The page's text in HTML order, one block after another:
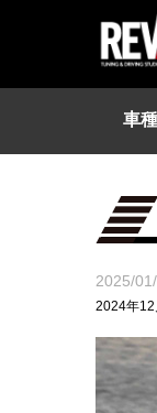
車
2025/
2024年12